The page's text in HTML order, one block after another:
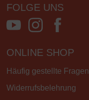
FOLGE UNS
ONLINE SHOP
Häufig gestellte Fragen
Widerrufsbelehrung